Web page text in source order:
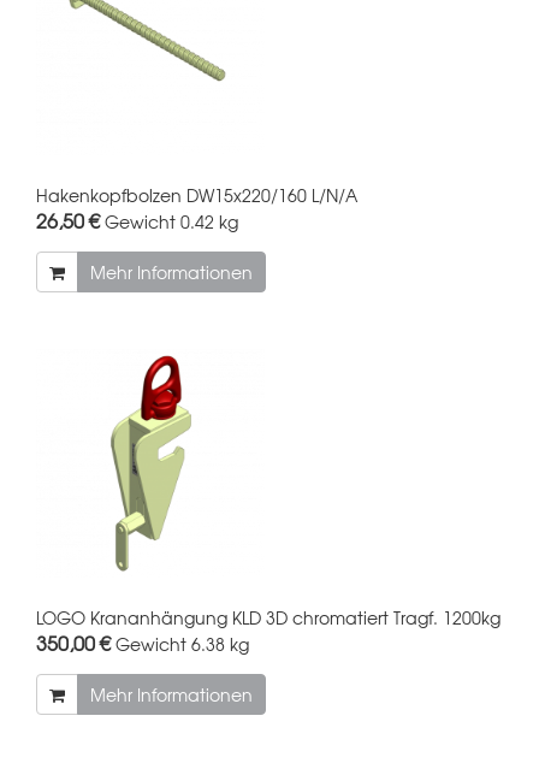
Hakenkopfbolzen DW15x220/160 L/N/A
26,50 €Gewicht 0.42 kg
Mehr Informationen
LOGO Krananhängung KLD 3D chromatiert Tragf. 1200kg
350,00 €Gewicht 6.38 kg
Mehr Informationen